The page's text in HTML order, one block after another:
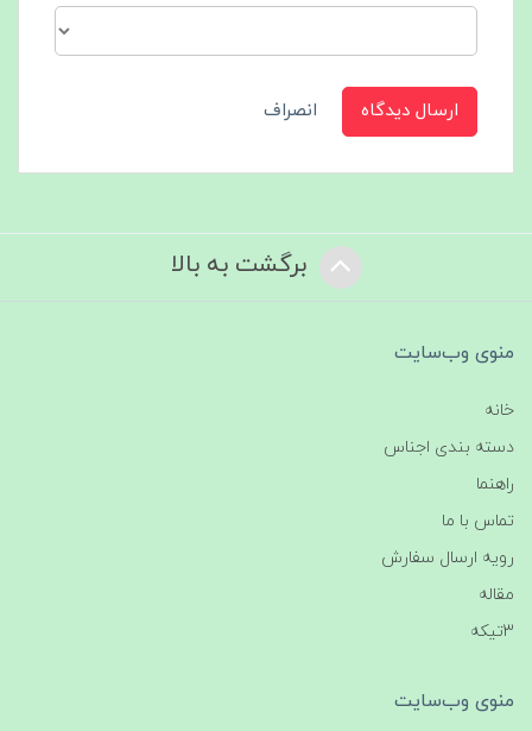
ارسال دیدگاه انصراف
برگشت به بالا
منوی وب‌سایت
خانه
دسته بندی اجناس
راهنما
تماس با ما
رویه ارسال سفارش
مقاله
3تیکه
منوی وب‌سایت